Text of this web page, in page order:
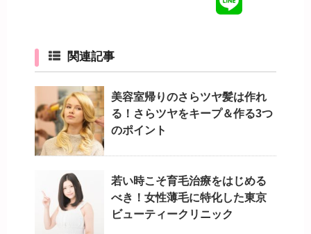
関連記事
美容室帰りのさらツヤ髪は作れ
る！さらツヤをキープ＆作る3つ
のポイント
若い時こそ育毛治療をはじめる
べき！女性薄毛に特化した東京
ビューティークリニック